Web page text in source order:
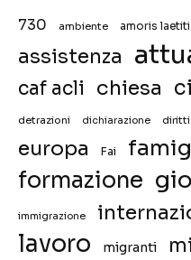
730 ambiente amoris
assistenza
caf acli chiesa
detrazioni dichiarazione diritti
europa Fai
formazione
immigrazione
lavoro migranti